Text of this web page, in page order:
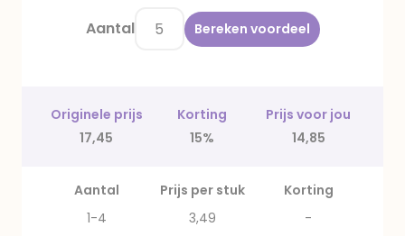
Aantal Bereken voordeel
Originele prijs Korting
Prijs voor jou
17,45
15% 14,85
Aantal Prijs per stuk
Korting
1-4
3,49
-